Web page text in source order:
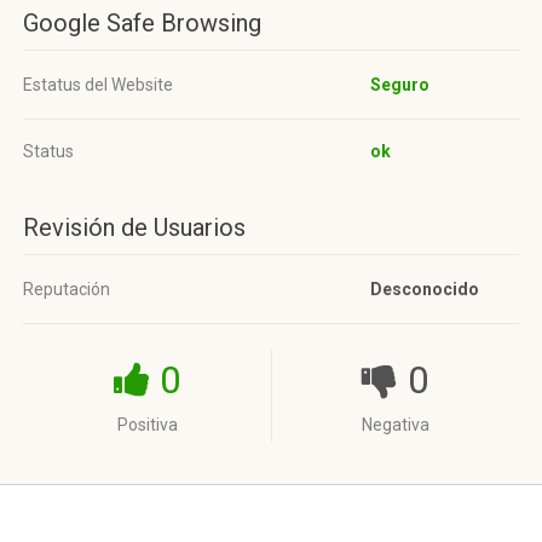
Google Safe Browsing
Estatus del Website Seguro
Status ok
Revisión de Usuarios
Reputación Desconocido
0
Positiva
0
Negativa